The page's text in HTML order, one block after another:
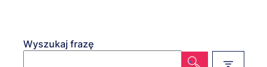
Wyszukaj frazę